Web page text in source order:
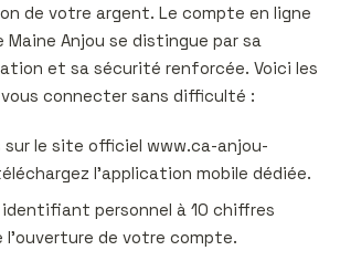
de votre argent. Le compte en ligne
Maine Anjou se distingue par sa
et sa sécurité renforcée. Voici les
connecter sans difficulté :
sur le site officiel www.ca-anjou-
l’application mobile dédiée.
personnel à 10 chiffres
l’ouverture de votre compte.